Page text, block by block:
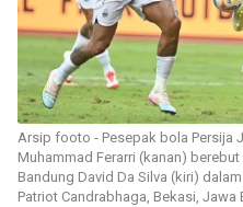
Arsip footo - Pesepak bola Persija
Muhammad Ferarri (kanan)
Bandung David Da Silva (kiri)
Patriot Candrabhaga, Bekasi,